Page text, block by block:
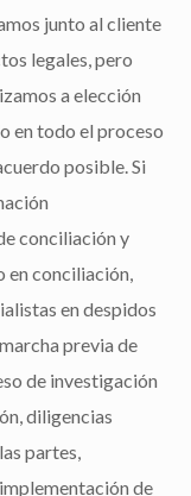
junto al cliente
legales, pero
a elección
en todo el proceso
posible. Si
conciliación y
en conciliación,
en despidos
previa de
de investigación
diligencias
partes,
de